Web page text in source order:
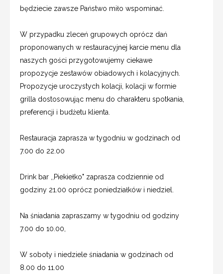
będziecie zawsze Państwo miło wspominać.
W przypadku zleceń grupowych oprócz dań
proponowanych w restauracyjnej karcie menu dla
naszych gości przygotowujemy ciekawe
propozycje zestawów obiadowych i kolacyjnych.
Propozycje uroczystych kolacji, kolacji w formie
grilla dostosowując menu do charakteru spotkania,
preferencji i budżetu klienta.
Restauracja zaprasza w tygodniu w godzinach od
7.00 do 22.00
Drink bar ,,Piekiełko" zaprasza codziennie od
godziny 21.00 oprócz poniedziałków i niedziel.
Na śniadania zapraszamy w tygodniu od godziny
7.00 do 10.00,
W soboty i niedziele śniadania w godzinach od
8.00 do 11.00